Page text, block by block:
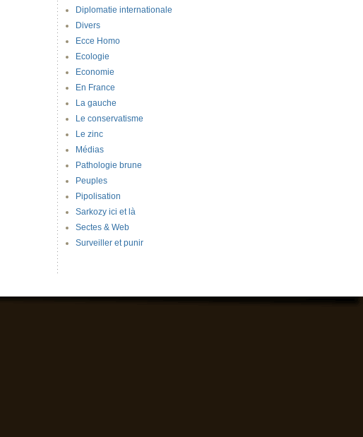
Diplomatie internationale
Divers
Ecce Homo
Ecologie
Economie
En France
La gauche
Le conservatisme
Le zinc
Médias
Pathologie brune
Peuples
Pipolisation
Sarkozy ici et là
Sectes & Web
Surveiller et punir